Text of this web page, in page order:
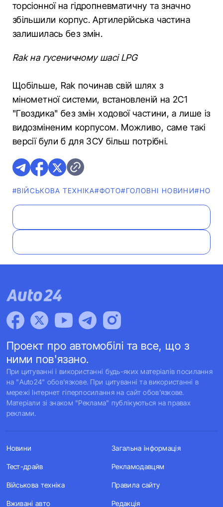
торсіонної на гідропневматичну та значно
збільшили корпус. Артилерійська частина
залишилась без змін.
Rak на гусеничному шасі LPG
Щобільше, Rak починав свій шлях з
мінометної системи, встановленій на 2С1
"Гвоздика" без змін ходової частини, а лише із
видозміненим корпусом. Можливо, саме такі
версії були б для ЗСУ більш потрібні.
#ВІЙСЬКОВА ТЕХНІКА#ФОТО#ГОЛОВНІ НОВИНИ
Проект про автомобілі та все, що з
ними пов'язано.
При цитуванні і використанні будь-яких матеріалів посилання
на "Auto24" обов'язкове. При цитуванні та використанні в
мережі Інтернет гіперпосилання на сайт обов'язкове.
Матеріали зі знаком "Реклама" публікуються на правах
реклами.
Новини
Тест-драйв
Військова техніка
Вживані авто
Загальна інформація
Рекламодавцям
Правила сайту
Редакція